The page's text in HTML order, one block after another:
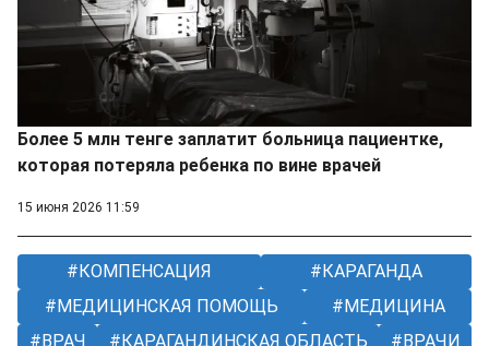
Более 5 млн тенге заплатит больница пациентке,
которая потеряла ребенка по вине врачей
15 июня 2026 11:59
КОМПЕНСАЦИЯ
КАРАГАНДА
МЕДИЦИНСКАЯ ПОМОЩЬ
МЕДИЦИНА
ВРАЧ
КАРАГАНДИНСКАЯ ОБЛАСТЬ ВРАЧИ